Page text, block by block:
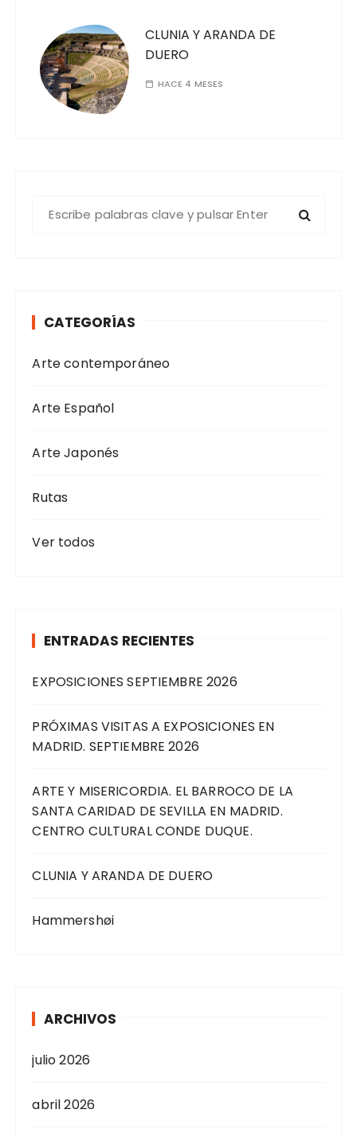
CLUNIA Y ARANDA DE
DUERO
HACE 4 MESES
CATEGORÍAS
Arte contemporáneo
Arte Español
Arte Japonés
Rutas
Ver todos
ENTRADAS RECIENTES
EXPOSICIONES SEPTIEMBRE 2026
PRÓXIMAS VISITAS A EXPOSICIONES EN
MADRID. SEPTIEMBRE 2026
ARTE Y MISERICORDIA. EL BARROCO DE LA
SANTA CARIDAD DE SEVILLA EN MADRID.
CENTRO CULTURAL CONDE DUQUE.
CLUNIA Y ARANDA DE DUERO
Hammershøi
ARCHIVOS
julio 2026
abril 2026